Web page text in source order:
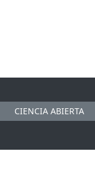
CIENCIA ABIERTA